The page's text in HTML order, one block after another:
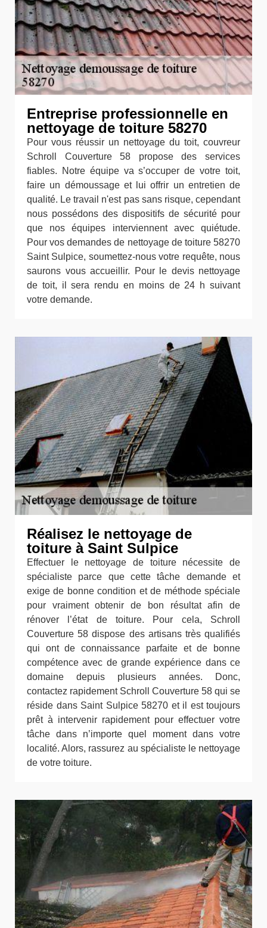
Entreprise professionnelle en
nettoyage de toiture 58270
Pour vous réussir un nettoyage du toit, couvreur
Schroll Couverture 58 propose des services
fiables. Notre équipe va s’occuper de votre toit,
faire un démoussage et lui offrir un entretien de
qualité. Le travail n'est pas sans risque, cependant
nous possédons des dispositifs de sécurité pour
que nos équipes interviennent avec quiétude.
Pour vos demandes de nettoyage de toiture 58270
Saint Sulpice, soumettez-nous votre requête, nous
saurons vous accueillir. Pour le devis nettoyage
de toit, il sera rendu en moins de 24 h suivant
votre demande.
Réalisez le nettoyage de
toiture à Saint Sulpice
Effectuer le nettoyage de toiture nécessite de
spécialiste parce que cette tâche demande et
exige de bonne condition et de méthode spéciale
pour vraiment obtenir de bon résultat afin de
rénover l’état de toiture. Pour cela, Schroll
Couverture 58 dispose des artisans très qualifiés
qui ont de connaissance parfaite et de bonne
compétence avec de grande expérience dans ce
domaine depuis plusieurs années. Donc,
contactez rapidement Schroll Couverture 58 qui se
réside dans Saint Sulpice 58270 et il est toujours
prêt à intervenir rapidement pour effectuer votre
tâche dans n’importe quel moment dans votre
localité. Alors, rassurez au spécialiste le nettoyage
de votre toiture.